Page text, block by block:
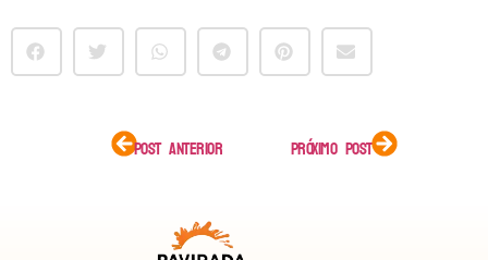
POST ANTERIOR PRÓXIMO POST